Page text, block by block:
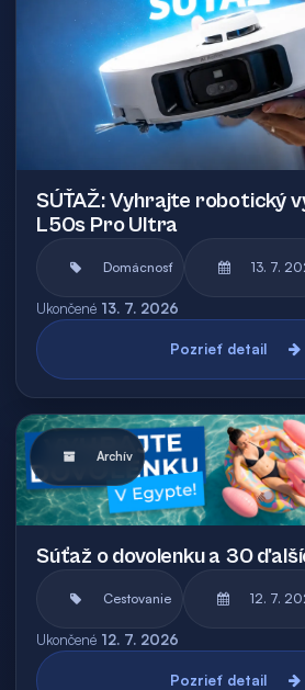
SÚŤAŽ: Vyhrajte robotický
L50s Pro Ultra
Domácnosť 13. 7.
Ukončené 13. 7. 2026
Pozrieť detail
Archív
Súťaž o dovolenku a 30
Cestovanie 12. 7.
Ukončené 12. 7. 2026
Pozrieť detail